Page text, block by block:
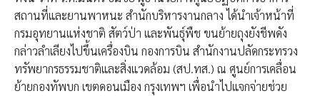
สถานที่และยานพาหนะ สำนักบริหารงานกลาง ได้นำเจ้าหน้าที่
กรมอุทยานแห่งชาติ สัตว์ป่า และพันธุ์พืช ขนย้ายถุงยังชีพดัง
กล่าวลำเลียงไปขึ้นเครื่องบิน กองการบิน สำนักงานปลัดกระทรวง
ทรัพยากรธรรมชาติและสิ่งแวดล้อม (สป.ทส.) ณ ศูนย์การเคลื่อน
ย้ายกองทัพบก เขตดอนเมือง กรุงเทพฯ เพื่อนำไปแจกจ่ายช่วย